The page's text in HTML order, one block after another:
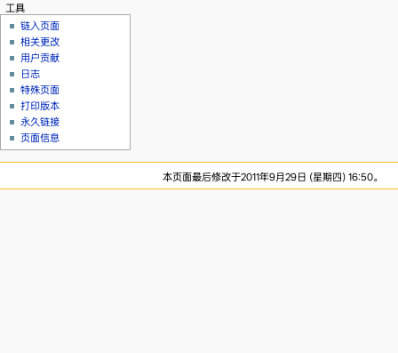
工具
链入页面
相关更改
用户贡献
日志
特殊页面
打印版本
永久链接
页面信息
本页面最后修改于2011年9月29日 (星期四) 16:50。